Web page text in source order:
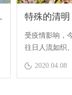
园区 特殊的清
受疫情影响，
往日人流如织
务。
2020.04.08